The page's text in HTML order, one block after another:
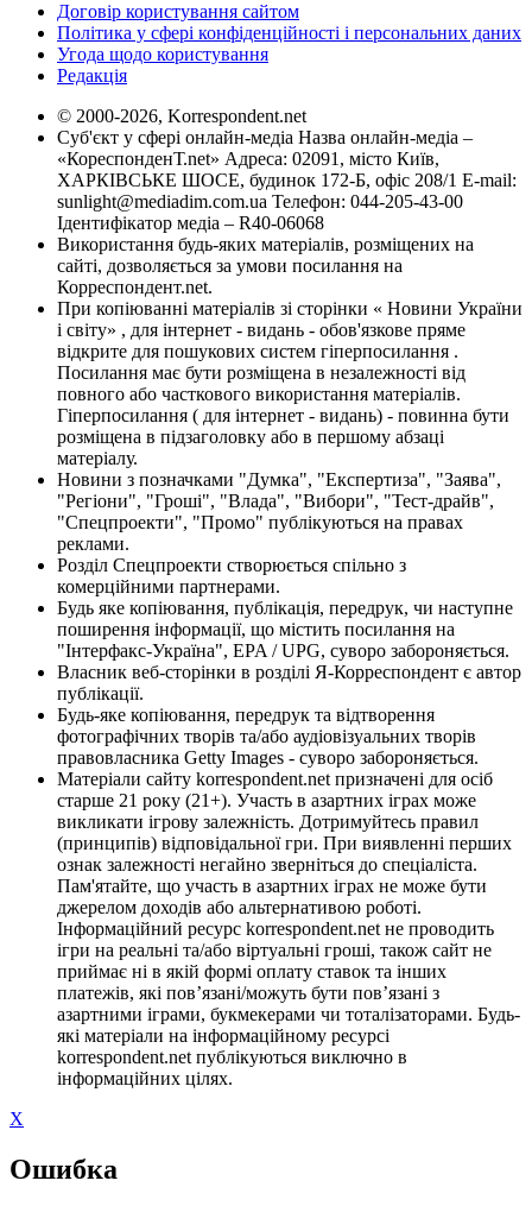
Договір користування сайтом
Політика у сфері конфіденційності і персональних даних
Угода щодо користування
Редакція
© 2000-2026, Korrespondent.net
Суб'єкт у сфері онлайн-медіа Назва онлайн-медіа –
«КореспонденТ.net» Адреса: 02091, місто Київ,
ХАРКІВСЬКЕ ШОСЕ, будинок 172-Б, офіс 208/1 E-mail:
sunlight@mediadim.com.ua Телефон: 044-205-43-00
Ідентифікатор медіа – R40-06068
Використання будь-яких матеріалів, розміщених на
сайті, дозволяється за умови посилання на
Корреспондент.net.
При копіюванні матеріалів зі сторінки « Новини України
і світу» , для інтернет - видань - обов'язкове пряме
відкрите для пошукових систем гіперпосилання .
Посилання має бути розміщена в незалежності від
повного або часткового використання матеріалів.
Гіперпосилання ( для інтернет - видань) - повинна бути
розміщена в підзаголовку або в першому абзаці
матеріалу.
Новини з позначками "Думка", "Експертиза", "Заява",
"Регіони", "Гроші", "Влада", "Вибори", "Тест-драйв",
"Спецпроекти", "Промо" публікуються на правах
реклами.
Розділ Спецпроекти створюється спільно з
комерційними партнерами.
Будь яке копіювання, публікація, передрук, чи наступне
поширення інформації, що містить посилання на
"Інтерфакс-Україна", EPA / UPG, суворо забороняється.
Власник веб-сторінки в розділі Я-Корреспондент є автор
публікації.
Будь-яке копіювання, передрук та відтворення
фотографічних творів та/або аудіовізуальних творів
правовласника Getty Images - суворо забороняється.
Матеріали сайту korrespondent.net призначені для осіб
старше 21 року (21+). Участь в азартних іграх може
викликати ігрову залежність. Дотримуйтесь правил
(принципів) відповідальної гри. При виявленні перших
ознак залежності негайно зверніться до спеціаліста.
Пам'ятайте, що участь в азартних іграх не може бути
джерелом доходів або альтернативою роботі.
Інформаційний ресурс korrespondent.net не проводить
ігри на реальні та/або віртуальні гроші, також сайт не
приймає ні в якій формі оплату ставок та інших
платежів, які пов’язані/можуть бути пов’язані з
азартними іграми, букмекерами чи тоталізаторами. Будь-
які матеріали на інформаційному ресурсі
korrespondent.net публікуються виключно в
інформаційних цілях.
X
Ошибка